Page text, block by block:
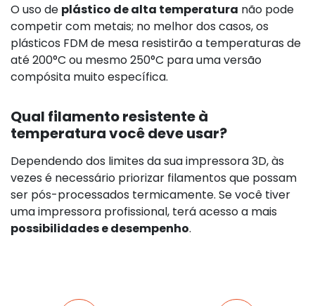
O uso de plástico de alta temperatura não pode
competir com metais; no melhor dos casos, os
plásticos FDM de mesa resistirão a temperaturas de
até 200°C ou mesmo 250°C para uma versão
compósita muito específica.
Qual filamento resistente à
temperatura você deve usar?
Dependendo dos limites da sua impressora 3D, às
vezes é necessário priorizar filamentos que possam
ser pós-processados termicamente. Se você tiver
uma impressora profissional, terá acesso a mais
possibilidades e desempenho.